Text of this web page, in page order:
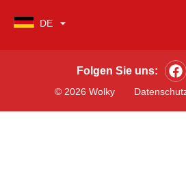
DE
© 2026 Wolky
Folgen Sie uns: